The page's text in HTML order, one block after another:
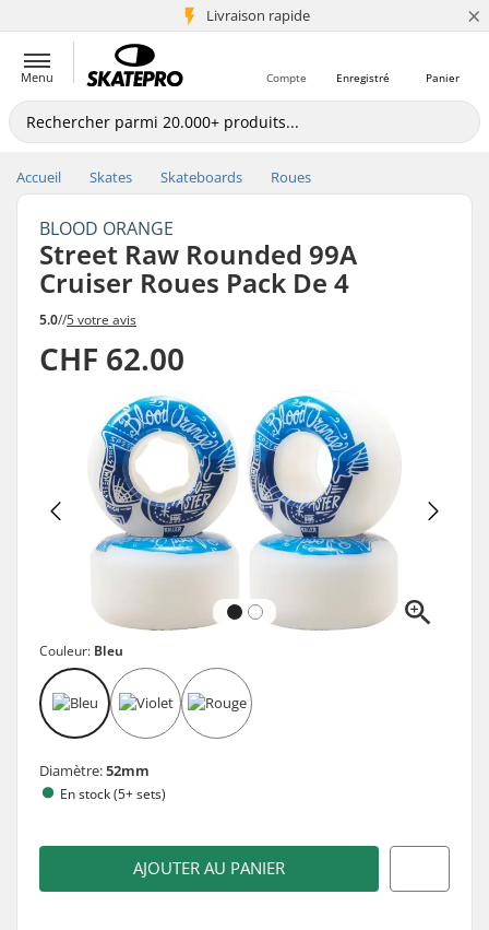
Livraison rapide
+5 mio de clients ×
Menu Panier
Enregistré
Compte
Accueil Skates Skateboards Roues
BLOOD ORANGE
Street Raw Rounded 99A
Cruiser Roues Pack De 4
5.0//5 votre avis
CHF 62.00
Couleur: Bleu
Diamètre:52mm
En stock (5+ sets)
AJOUTER AU PANIER